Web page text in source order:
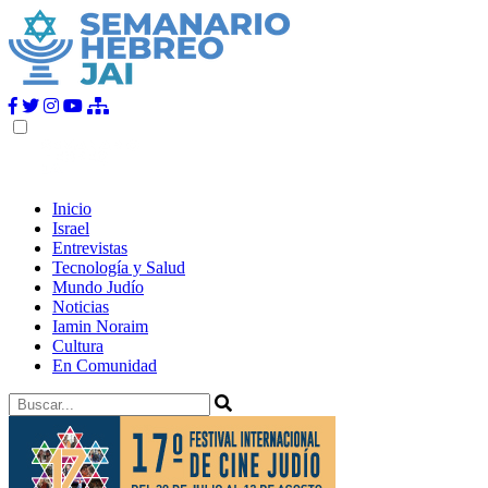
Inicio
Israel
Entrevistas
Tecnología y Salud
Mundo Judío
Noticias
Iamin Noraim
Cultura
En Comunidad